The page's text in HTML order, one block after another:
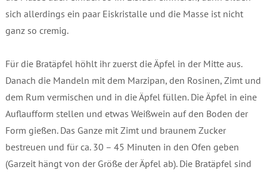
sich allerdings ein paar Eiskristalle und die Masse ist nicht
ganz so cremig.
Für die Bratäpfel höhlt ihr zuerst die Äpfel in der Mitte aus.
Danach die Mandeln mit dem Marzipan, den Rosinen, Zimt und
dem Rum vermischen und in die Äpfel füllen. Die Äpfel in eine
Auflaufform stellen und etwas Weißwein auf den Boden der
Form gießen. Das Ganze mit Zimt und braunem Zucker
bestreuen und für ca. 30 – 45 Minuten in den Ofen geben
(Garzeit hängt von der Größe der Äpfel ab). Die Bratäpfel sind